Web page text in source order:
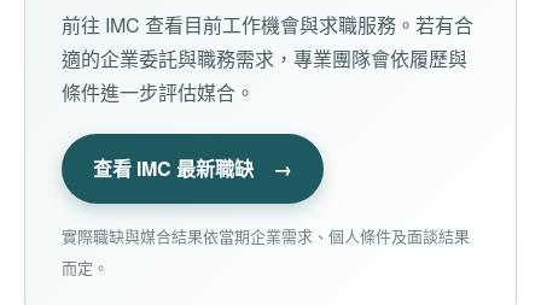
前往 IMC 查看目前工作機會與求職服務。若有合
適的企業委託與職務需求，專業團隊會依履歷與
條件進一步評估媒合。
查看 IMC 最新職缺 →
實際職缺與媒合結果依當期企業需求、個人條件及面談結果
而定。